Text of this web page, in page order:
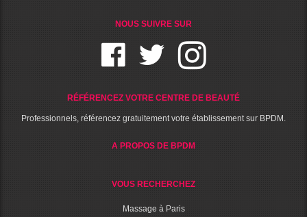
NOUS SUIVRE SUR
RÉFÉRENCEZ VOTRE CENTRE DE BEAUTÉ
Professionnels, référencez gratuitement votre établissement sur BPDM.
A PROPOS DE BPDM
VOUS RECHERCHEZ
Massage à Paris